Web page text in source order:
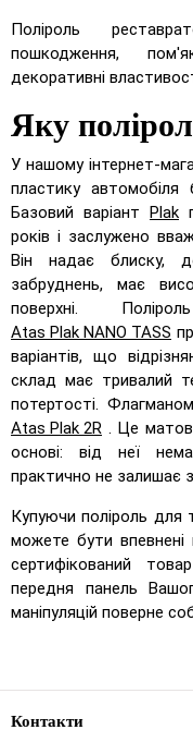
Поліроль
пошкодження,
декоративні
Яку
У нашому інтернет-
пластику автомобіля
Базовий варіант Plak
років і заслужено
Він надає блиску,
забруднень, має
поверхні.
Atas Plak NANO TASS
варіантів, що
склад має тривалий
потертості.
Atas Plak 2R . Це
основі: від неї
практично не залишає
Купуючи поліроль
можете бути впевнені
сертифікований
передня панель
маніпуляцій поверне
Контакти